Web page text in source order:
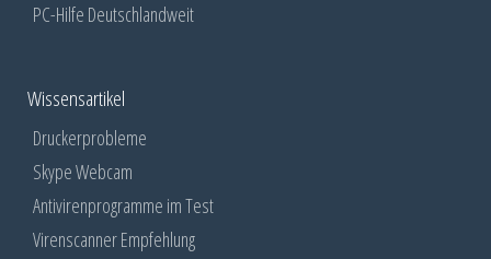
PC-Hilfe Deutschlandweit
Wissensartikel
Druckerprobleme
Skype Webcam
Antivirenprogramme im Test
Virenscanner Empfehlung